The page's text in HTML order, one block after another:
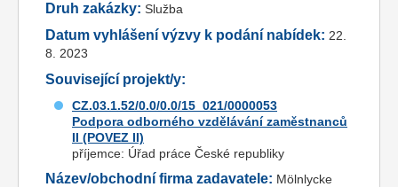
Druh zakázky: Služba
Datum vyhlášení výzvy k podání nabídek: 22.
8. 2023
Související projekt/y:
CZ.03.1.52/0.0/0.0/15_021/0000053
Podpora odborného vzdělávání zaměstnanců
II (POVEZ II)
příjemce: Úřad práce České republiky
Název/obchodní firma zadavatele: Mölnlycke